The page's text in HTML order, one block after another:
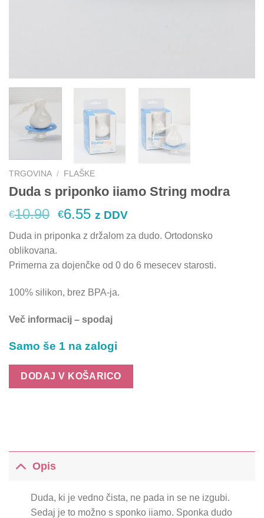
TRGOVINA / FLAŠKE
Duda s priponko iiamo String modra
€10.90 Izvirna
je
€10.90.
€6.55Trenutna
cena
je:
z DDV
Duda in priponka z držalom za dudo. Ortodonsko
oblikovana.
Primerna za dojenčke od 0 do 6 mesecev starosti.
100% silikon, brez BPA-ja.
Več informacij – spodaj
Samo še 1 na zalogi
DODAJ V KOŠARICO
Opis
Duda, ki je vedno čista, ne pada in se ne izgubi.
Sedaj je to možno s sponko iiamo. Sponka dudo